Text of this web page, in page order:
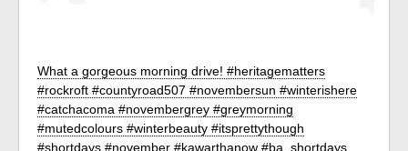
What a gorgeous morning drive! #heritagematters
#rockroft #countyroad507 #novembersun #winterishere
#catchacoma #novembergrey #greymorning
#mutedcolours #winterbeauty #itsprettythough
#shortdays #november #kawarthanow #ba_shortdays